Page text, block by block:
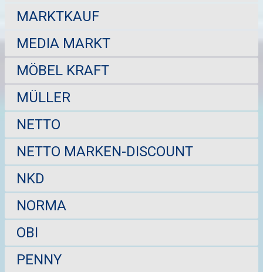
MARKTKAUF
MEDIA MARKT
MÖBEL KRAFT
MÜLLER
NETTO
NETTO MARKEN-DISCOUNT
NKD
NORMA
OBI
PENNY